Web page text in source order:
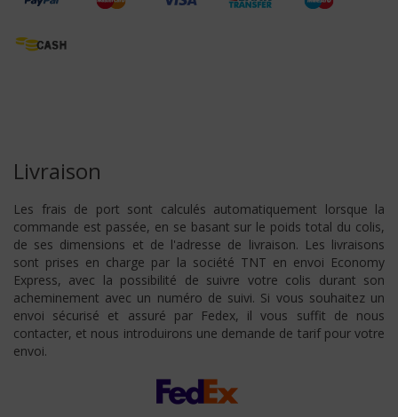
Livraison
Les frais de port sont calculés automatiquement lorsque la
commande est passée, en se basant sur le poids total du colis,
de ses dimensions et de l'adresse de livraison. Les livraisons
sont prises en charge par la société TNT en envoi Economy
Express, avec la possibilité de suivre votre colis durant son
acheminement avec un numéro de suivi. Si vous souhaitez un
envoi sécurisé et assuré par Fedex, il vous suffit de nous
contacter, et nous introduirons une demande de tarif pour votre
envoi.